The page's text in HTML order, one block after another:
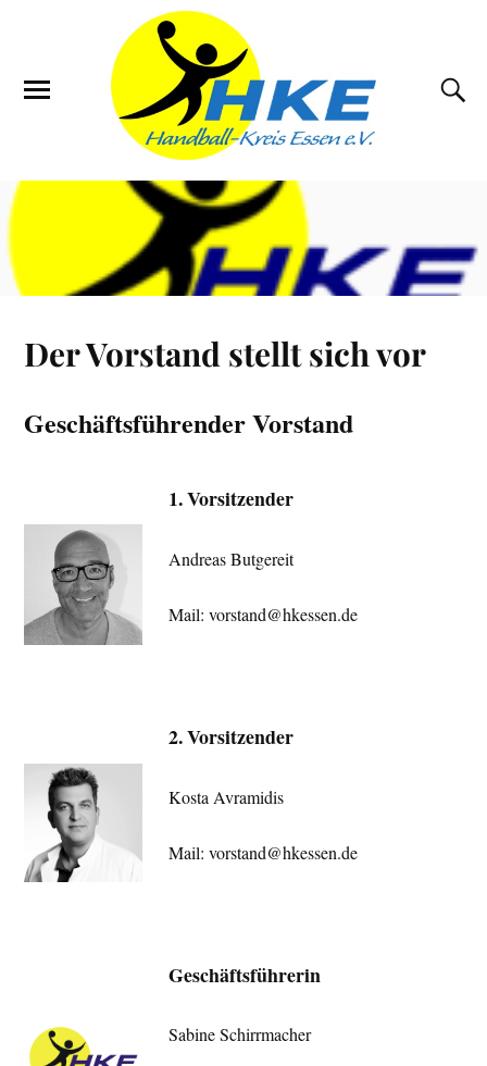
Der Vorstand stellt sich vor
Geschäftsführender Vorstand
1. Vorsitzender
Andreas Butgereit
Mail: vorstand@hkessen.de
2. Vorsitzender
Kosta Avramidis
Mail: vorstand@hkessen.de
Geschäftsführerin
Sabine Schirrmacher